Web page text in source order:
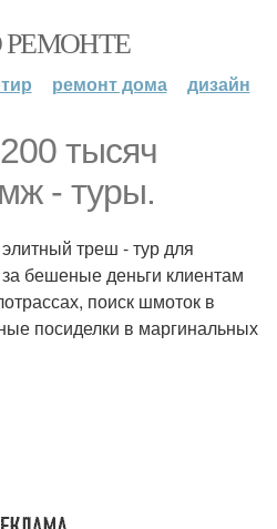
РЕМОНТЕ
ремонт дома дизайн
тысяч
- туры.
треш - тур для
бешеные деньги клиентам
поиск шмоток в
посиделки в маргинальных